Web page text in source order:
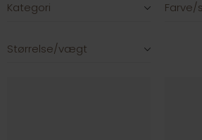
Kategori Farve/
Størrelse/vægt